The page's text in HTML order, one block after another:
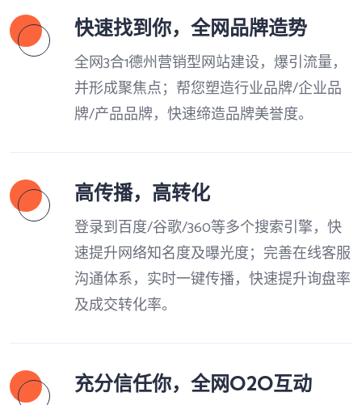
快速找到你，全网品牌造势
全网3合1德州营销型网站建设，爆引流量，
并形成聚焦点；帮您塑造行业品牌/企业品
牌/产品品牌，快速缔造品牌美誉度。
高传播，高转化
登录到百度/谷歌/360等多个搜索引擎，快
速提升网络知名度及曝光度；完善在线客服
沟通体系，实时一键传播，快速提升询盘率
及成交转化率。
充分信任你，全网O2O互动